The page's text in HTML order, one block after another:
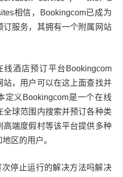
相信，Bookingcom已成为
订服务，其拥有一个附属网站
线酒店预订平台Bookingcom
站，用户可以在这上面查找并
定义Bookingcom是一个在线
球范围内搜索并预订各种类
端度假村等该平台提供多种
区的用户。
停止运行的解决方法吗解决